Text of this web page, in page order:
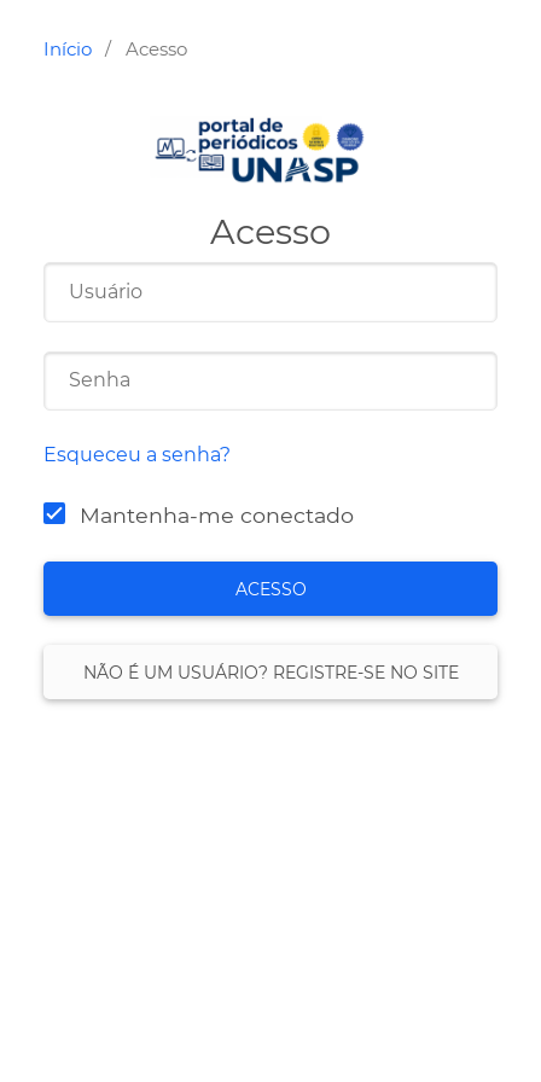
Início / Acesso
Acesso
Esqueceu a senha?
Mantenha-me conectado
ACESSO
NÃO É UM USUÁRIO? REGISTRE-SE NO SITE